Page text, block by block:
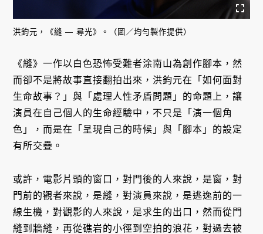
洪鈞元，《縫 — 尋光》。（圖／均勻製作提供）
《縫》一作以白色恐怖受難者涂南山為創作腳本，然
而卻不是將故事直接翻拍出來，洪鈞元在「如何面對
生命故事？」與「處理人性矛盾問題」的命題上，讓
演員在自己個人的生命經驗中，不只是「演一個角
色」，而是在「呈現自己的時候」與「腳本」的設定
有所交疊。
或許，電影片頭的窗口，對門後的人來說，是窗，對
門前的觀者來說，是縫，對演員來說，是逃逸前的一
線生機，對觀影的人來說，是求生的出口，然而從門
縫到牆縫，再從礁岩的小徑到空拍的浪花，對過去被